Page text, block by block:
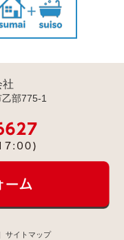
社
部775-1
サイトマップ